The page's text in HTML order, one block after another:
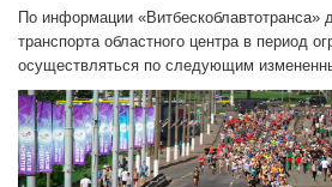
По информации «Витбескоблавтотранса»
транспорта областного центра в период
осуществляться по следующим